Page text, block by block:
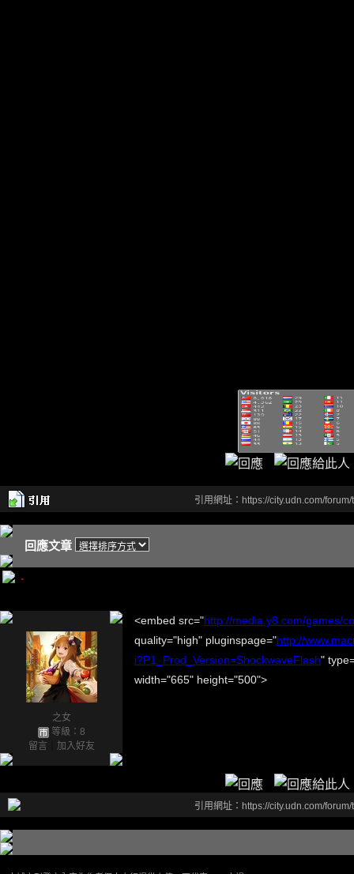
引用網址：https://city.udn.com/
回應文章
.
之女
等級：8
留言
加入好友
<embed src="http://media.y8.com/games/
quality="high" pluginspage="http://
i?P1_Prod_Version=ShockwaveFlash"
width="665" height="500">
引用網址：https://city.udn.com/